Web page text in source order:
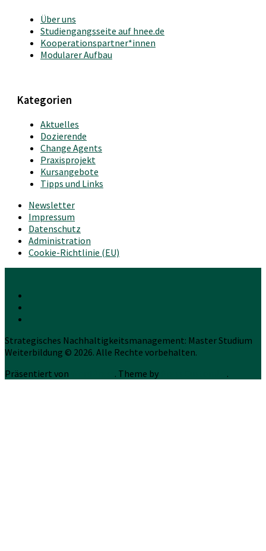
Über uns
Studiengangsseite auf hnee.de
Kooperationspartner*innen
Modularer Aufbau
Kategorien
Aktuelles
Dozierende
Change Agents
Praxisprojekt
Kursangebote
Tipps und Links
Newsletter
Impressum
Datenschutz
Administration
Cookie-Richtlinie (EU)
Strategisches Nachhaltigkeitsmanagement: Master Studium
Weiterbildung © 2026. Alle Rechte vorbehalten.
Präsentiert von
. Theme by .